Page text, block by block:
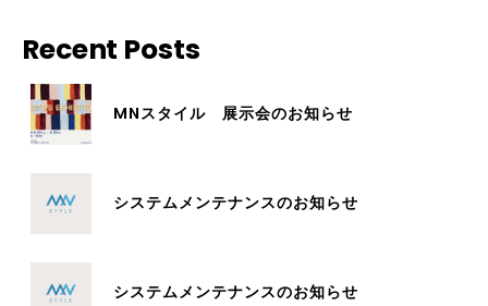
Recent Posts
MNスタイル 展示会のお知らせ
システムメンテナンスのお知らせ
システムメンテナンスのお知らせ